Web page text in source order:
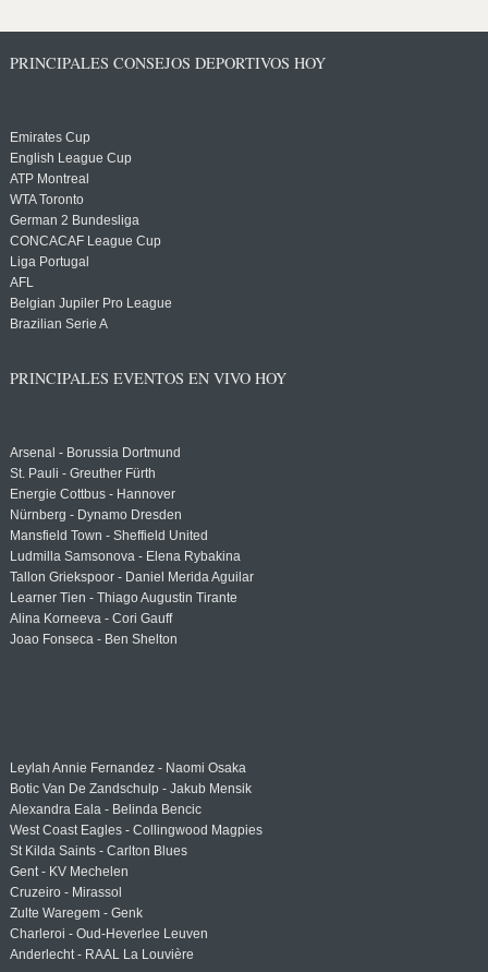
PRINCIPALES CONSEJOS DEPORTIVOS HOY
Emirates Cup
English League Cup
ATP Montreal
WTA Toronto
German 2 Bundesliga
CONCACAF League Cup
Liga Portugal
AFL
Belgian Jupiler Pro League
Brazilian Serie A
PRINCIPALES EVENTOS EN VIVO HOY
Arsenal - Borussia Dortmund
St. Pauli - Greuther Fürth
Energie Cottbus - Hannover
Nürnberg - Dynamo Dresden
Mansfield Town - Sheffield United
Ludmilla Samsonova - Elena Rybakina
Tallon Griekspoor - Daniel Merida Aguilar
Learner Tien - Thiago Augustin Tirante
Alina Korneeva - Cori Gauff
Joao Fonseca - Ben Shelton
Leylah Annie Fernandez - Naomi Osaka
Botic Van De Zandschulp - Jakub Mensik
Alexandra Eala - Belinda Bencic
West Coast Eagles - Collingwood Magpies
St Kilda Saints - Carlton Blues
Gent - KV Mechelen
Cruzeiro - Mirassol
Zulte Waregem - Genk
Charleroi - Oud-Heverlee Leuven
Anderlecht - RAAL La Louvière